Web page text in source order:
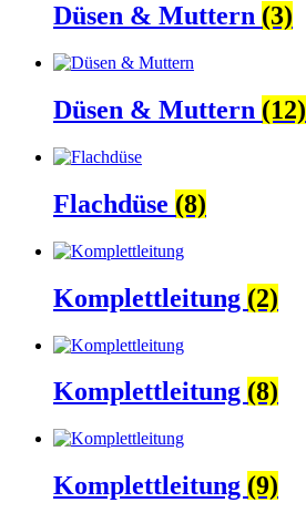
Düsen & Muttern (3)
Düsen & Muttern (12)
Flachdüse (8)
Komplettleitung (2)
Komplettleitung (8)
Komplettleitung (9)